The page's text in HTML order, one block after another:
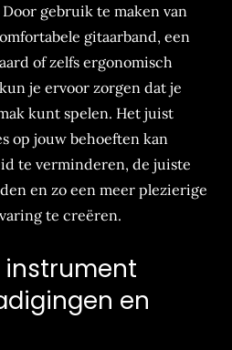
gebruik te maken van
gitaarband, een
of zelfs ergonomisch
je ervoor zorgen dat je
kunt spelen. Het juist
op jouw behoeften kan
te verminderen, de juiste
en zo een meer plezierige
te creëren.
instrument
en